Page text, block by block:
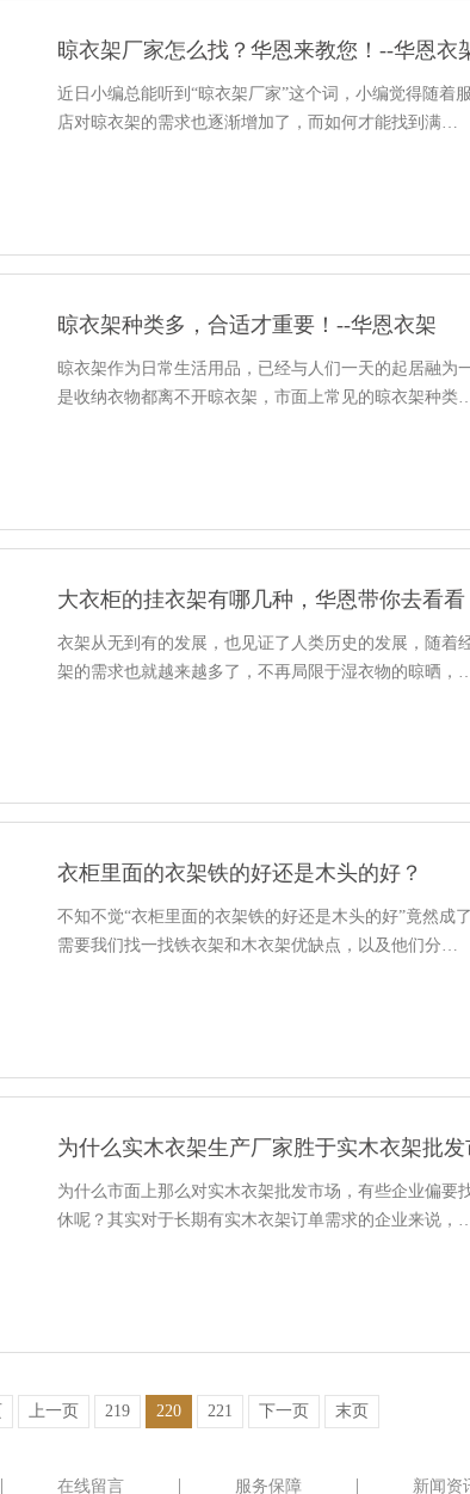
晾衣架厂家怎么找？华恩来教您！--华恩衣
近日小编总能听到“晾衣架厂家”这个词，小编觉得随着
店对晾衣架的需求也逐渐增加了，而如何才能找到满…
晾衣架种类多，合适才重要！--华恩衣架
晾衣架作为日常生活用品，已经与人们一天的起居融为
是收纳衣物都离不开晾衣架，市面上常见的晾衣架种类…
大衣柜的挂衣架有哪几种，华恩带你去看
衣架从无到有的发展，也见证了人类历史的发展，随着
架的需求也就越来越多了，不再局限于湿衣物的晾晒，…
衣柜里面的衣架铁的好还是木头的好？
不知不觉“衣柜里面的衣架铁的好还是木头的好”竟然成
需要我们找一找铁衣架和木衣架优缺点，以及他们分…
为什么实木衣架生产厂家胜于实木衣架批
为什么市面上那么对实木衣架批发市场，有些企业偏要
休呢？其实对于长期有实木衣架订单需求的企业来说，
上一页 219 220 221 下一页 末页
在线留言 服务保障 新闻资